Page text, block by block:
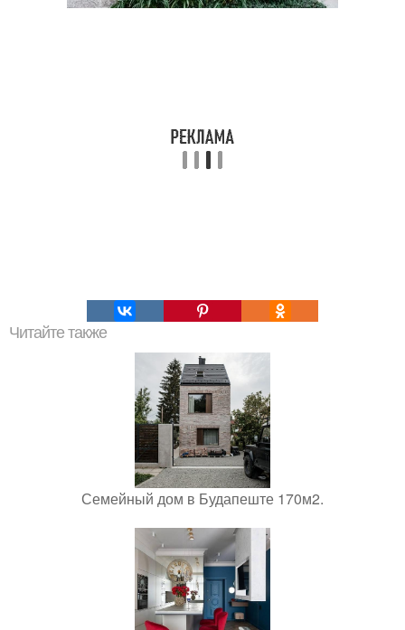
Читайте также
Семейный дом в Будапеште 170м2.